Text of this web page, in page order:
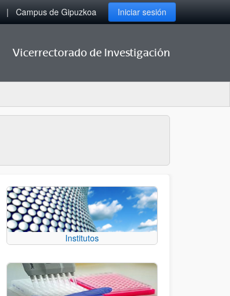
Campus de Gipuzkoa Iniciar sesión
Vicerrectorado de Investigación
Institutos